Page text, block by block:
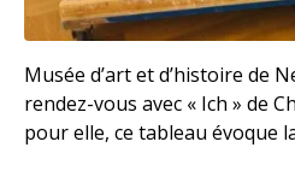
Musée d’art et d’histoire de
rendez-vous avec « Ich » de
pour elle, ce tableau évoque